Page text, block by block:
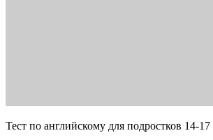
Тест по английскому для подростков 14-17